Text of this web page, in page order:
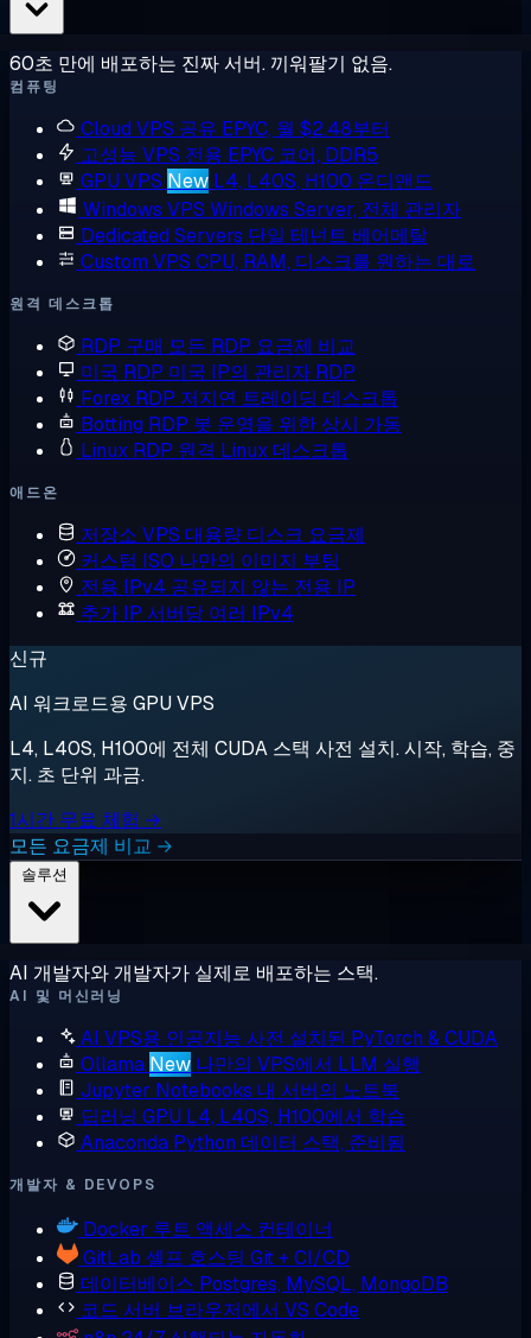
60초 만에 배포하는 진짜 서버. 끼워팔기 없음.
컴퓨팅
Cloud VPS 공유 EPYC, 월 $2.48부터
고성능 VPS 전용 EPYC 코어, DDR5
GPU VPS New L4, L40S, H100 온디맨드
Windows VPS Windows Server, 전체 관리자
Dedicated Servers 단일 테넌트 베어메탈
Custom VPS CPU, RAM, 디스크를 원하는 대로
원격 데스크톱
RDP 구매 모든 RDP 요금제 비교
미국 RDP 미국 IP의 관리자 RDP
Forex RDP 저지연 트레이딩 데스크톱
Botting RDP 봇 운영을 위한 상시 가동
Linux RDP 원격 Linux 데스크톱
애드온
저장소 VPS 대용량 디스크 요금제
커스텀 ISO 나만의 이미지 부팅
전용 IPv4 공유되지 않는 전용 IP
추가 IP 서버당 여러 IPv4
신규
AI 워크로드용 GPU VPS
L4, L40S, H100에 전체 CUDA 스택 사전 설치. 시작, 학습, 중
지. 초 단위 과금.
1시간 무료 체험 →
모든 요금제 비교 →
AI 개발자와 개발자가 실제로 배포하는 스택.
AI 및 머신러닝
AI VPS용 인공지능 사전 설치된 PyTorch & CUDA
Ollama New 나만의 VPS에서 LLM 실행
Jupyter Notebooks 내 서버의 노트북
딥러닝 GPU L4, L40S, H100에서 학습
Anaconda Python 데이터 스택, 준비됨
개발자 & DEVOPS
Docker 루트 액세스 컨테이너
GitLab 셀프 호스팅 Git + CI/CD
데이터베이스 Postgres, MySQL, MongoDB
코드 서버 브라우저에서 VS Code